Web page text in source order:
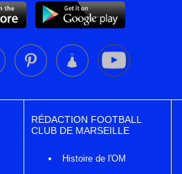
RÉDACTION FOOTBALL
CLUB DE MARSEILLE
Histoire de l'OM